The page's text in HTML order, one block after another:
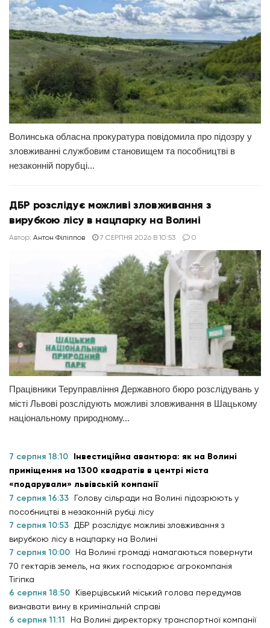
Волинська обласна прокуратура повідомила про підозру у
зловживанні службовим становищем та пособництві в
незаконній порубці...
ДБР розслідує можливі зловживання з
вирубкою лісу в нацпарку на Волині
Автор: Антон Філіппов 7 СЕРПНЯ 2026 В 10:53 0
Працівники Теруправління Державного бюро розслідувань у
місті Львові розслідують можливі зловживання в Шацькому
національному природному...
7 серпня 18:10 Інвестиційна авантюра: як на Волині
приміщення на 1300 квадратів в центрі міста
«подарували» львівській компанії
7 серпня 16:33
Голову сільради на Волині підозрюють у
пособництві в незаконній рубці лісу
7 серпня 10:53 ДБР розслідує можливі зловживання з
вирубкою лісу в нацпарку на Волині
7 серпня 10:00
На Волині громаді намагаються повернути
70 гектарів земель, на яких господарює агрокомпанія
Тігіпка
6 серпня 18:50
Ківерцівський міський голова передумав
визнавати вину в кримінальній справі
6 серпня 11:11
На Волині директорку транспортної компанії